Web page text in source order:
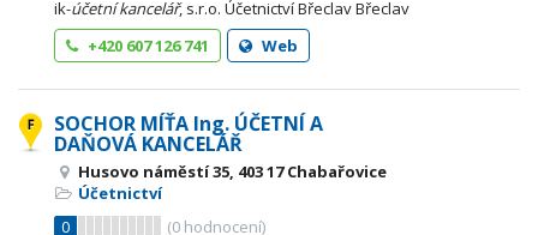
ik-účetní kancelář, s.r.o. Účetnictví Břeclav Břeclav
+420 607 126 741
Web
SOCHOR MÍŤA Ing. ÚČETNÍ A
DAŇOVÁ KANCELÁŘ
Husovo náměstí 35, 403 17 Chabařovice
Účetnictví
0
(0 hodnocení)